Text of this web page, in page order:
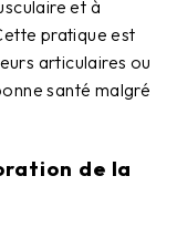
et à
pratique est
articulaires ou
santé malgré
de la